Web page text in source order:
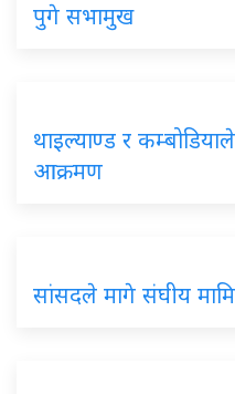
पुगे सभामुख
थाइल्याण्ड र
आक्रमण
सांसदले मागे संघीय